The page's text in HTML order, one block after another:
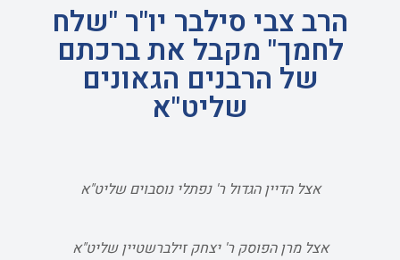
הרב צבי סילבר יו"ר "שלח
לחמך" מקבל את ברכתם
של הרבנים הגאונים
שליט"א
אצל הדיין הגדול ר' נפתלי נוסבוים שליט"א
אצל מרן הפוסק ר' יצחק זילברשטיין שליט"א